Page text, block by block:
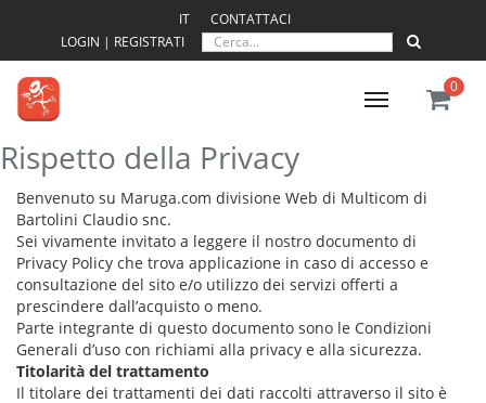
IT
CONTATTACI
LOGIN | REGISTRATI
Toggle
0
Rispetto della Privacy
Benvenuto su Maruga.com divisione Web di Multicom di
Bartolini Claudio snc.
Sei vivamente invitato a leggere il nostro documento di
Privacy Policy che trova applicazione in caso di accesso e
consultazione del sito e/o utilizzo dei servizi offerti a
prescindere dall’acquisto o meno.
Parte integrante di questo documento sono le Condizioni
Generali d’uso con richiami alla privacy e alla sicurezza.
Titolarità del trattamento
Il titolare dei trattamenti dei dati raccolti attraverso il sito è